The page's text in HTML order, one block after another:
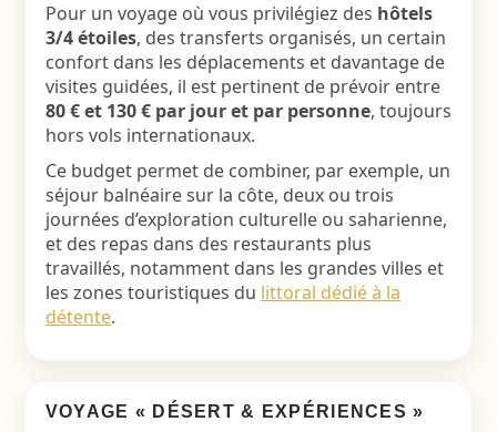
Pour un voyage où vous privilégiez des hôtels
3/4 étoiles, des transferts organisés, un certain
confort dans les déplacements et davantage de
visites guidées, il est pertinent de prévoir entre
80 € et 130 € par jour et par personne, toujours
hors vols internationaux.
Ce budget permet de combiner, par exemple, un
séjour balnéaire sur la côte, deux ou trois
journées d’exploration culturelle ou saharienne,
et des repas dans des restaurants plus
travaillés, notamment dans les grandes villes et
les zones touristiques du littoral dédié à la
détente.
VOYAGE « DÉSERT & EXPÉRIENCES »